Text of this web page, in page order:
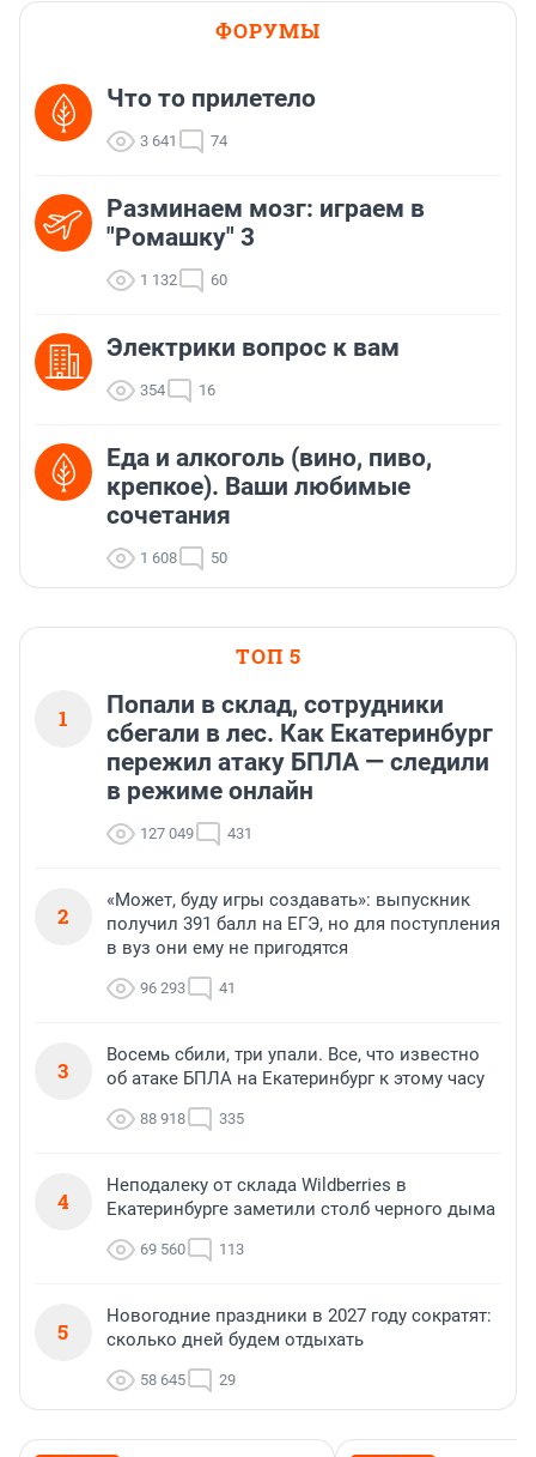
ФОРУМЫ
Что то прилетело
3 641 74
Разминаем мозг: играем в
"Ромашку" 3
1 132 60
Электрики вопрос к вам
354 16
Еда и алкоголь (вино, пиво,
крепкое). Ваши любимые
сочетания
1 608 50
ТОП 5
1
Попали в склад, сотрудники
сбегали в лес. Как Екатеринбург
пережил атаку БПЛА — следили
в режиме онлайн
127 049 431
2
«Может, буду игры создавать»: выпускник
получил 391 балл на ЕГЭ, но для поступления
в вуз они ему не пригодятся
96 293 41
3
Восемь сбили, три упали. Все, что известно
об атаке БПЛА на Екатеринбург к этому часу
88 918 335
4
Неподалеку от склада Wildberries в
Екатеринбурге заметили столб черного дыма
69 560 113
5
Новогодние праздники в 2027 году сократят:
сколько дней будем отдыхать
58 645 29